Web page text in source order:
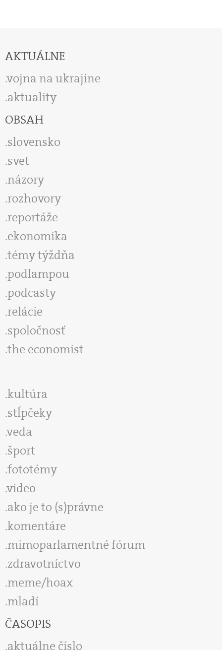
AKTUÁLNE
vojna na ukrajine
aktuality
OBSAH
slovensko
svet
názory
rozhovory
reportáže
ekonomika
témy týždňa
podlampou
podcasty
relácie
spoločnosť
the economist
kultúra
stĺpčeky
veda
šport
fototémy
video
ako je to (s)právne
komentáre
mimoparlamentné fórum
zdravotníctvo
meme/hoax
mladí
ČASOPIS
aktuálne číslo